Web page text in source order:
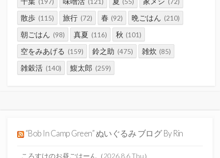
散歩 (115) 旅行 (72) 春 (92) 晩ごはん (210)
朝ごはん (98) 真夏 (116) 秋 (101)
空をみあげる (159) 鈴之助 (475) 雑炊 (85)
雑穀活 (140) 鰒太郎 (259)
“Bob In Camp Green” ぬいぐるみ ブログ By Rin
ころすけのお昼ごはーん（2026.8.6 Thu）